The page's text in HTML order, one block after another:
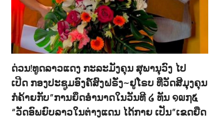
ດ່ວນ!ທູດລາວແດງ ກະລະມັງຄຸນ ສຸພານຸວົງ ໄປ
ເປີດ ກອງປະຊູມອົງຄ໌ສົງຝຣັ່ງ~ຢູໂຣບ ທີ່ວັດສີມຸງຄຸນ
ກໍຄ້າຍກັບ”ການຍຶດອຳນາດໃນວັນທີ ໒ ທັນ ໑໙໗໕
“ວັດອົພຍົບລາວໃນຕ່າງແດນ ໄດ້ກາຍ ເປັນ”ເຂດຍືດ